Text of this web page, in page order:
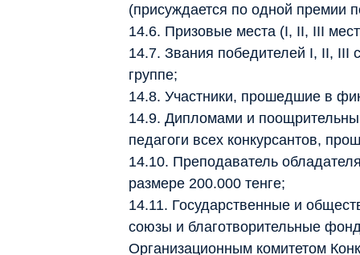
(присуждается по одной премии
14.6. Призовые места (I, II, III
14.7. Звания победителей I, II, III
группе;
14.8. Участники, прошедшие в
14.9. Дипломами и
педагоги всех конкурсантов,
14.10. Преподаватель
размере 200.000 тенге;
14.11. Государственные и
союзы и благотворительные
Организационным комитетом